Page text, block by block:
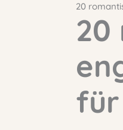
20
20
für